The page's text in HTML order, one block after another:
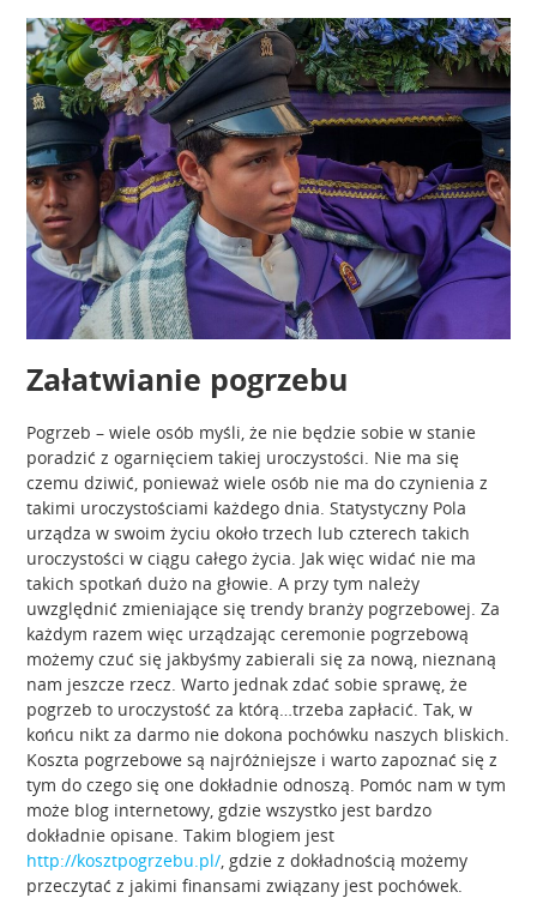
Załatwianie pogrzebu
Pogrzeb – wiele osób myśli, że nie będzie sobie w stanie
poradzić z ogarnięciem takiej uroczystości. Nie ma się
czemu dziwić, ponieważ wiele osób nie ma do czynienia z
takimi uroczystościami każdego dnia. Statystyczny Pola
urządza w swoim życiu około trzech lub czterech takich
uroczystości w ciągu całego życia. Jak więc widać nie ma
takich spotkań dużo na głowie. A przy tym należy
uwzględnić zmieniające się trendy branży pogrzebowej. Za
każdym razem więc urządzając ceremonie pogrzebową
możemy czuć się jakbyśmy zabierali się za nową, nieznaną
nam jeszcze rzecz. Warto jednak zdać sobie sprawę, że
pogrzeb to uroczystość za którą…trzeba zapłacić. Tak, w
końcu nikt za darmo nie dokona pochówku naszych bliskich.
Koszta pogrzebowe są najróżniejsze i warto zapoznać się z
tym do czego się one dokładnie odnoszą. Pomóc nam w tym
może blog internetowy, gdzie wszystko jest bardzo
dokładnie opisane. Takim blogiem jest
http://kosztpogrzebu.pl/ , gdzie z dokładnością możemy
przeczytać z jakimi finansami związany jest pochówek.